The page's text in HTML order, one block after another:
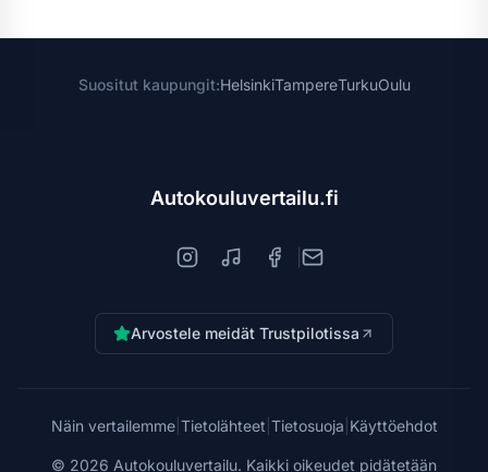
Suositut kaupungit:HelsinkiTampereTurkuOulu
Autokouluvertailu.fi
Arvostele meidät Trustpilotissa
Näin vertailemme| Tietolähteet Tietosuoja Käyttöehdot
© 2026 Autokouluvertailu. Kaikki oikeudet pidätetään